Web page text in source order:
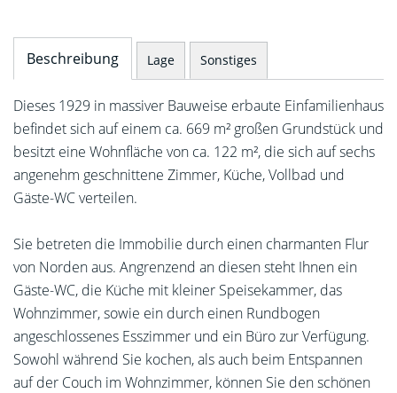
Beschreibung Lage Sonstiges
Dieses 1929 in massiver Bauweise erbaute Einfamilienhaus
befindet sich auf einem ca. 669 m² großen Grundstück und
besitzt eine Wohnfläche von ca. 122 m², die sich auf sechs
angenehm geschnittene Zimmer, Küche, Vollbad und
Gäste-WC verteilen.
Sie betreten die Immobilie durch einen charmanten Flur
von Norden aus. Angrenzend an diesen steht Ihnen ein
Gäste-WC, die Küche mit kleiner Speisekammer, das
Wohnzimmer, sowie ein durch einen Rundbogen
angeschlossenes Esszimmer und ein Büro zur Verfügung.
Sowohl während Sie kochen, als auch beim Entspannen
auf der Couch im Wohnzimmer, können Sie den schönen